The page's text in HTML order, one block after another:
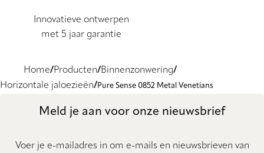
Innovatieve ontwerpen
met 5 jaar garantie
Home Producten Binnenzonwering
Horizontale jaloezieën
Pure Sense 0852 Metal Venetians
Meld je aan voor onze nieuwsbrief
Voer je e-mailadres in om e-mails en nieuwsbrieven van